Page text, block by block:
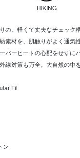
HIKING
の、軽くて丈夫なチェック
素材を、肌触りがよく通気
バーヒートの心配をせずに
線対策も万全。大自然の中
Fit
ン